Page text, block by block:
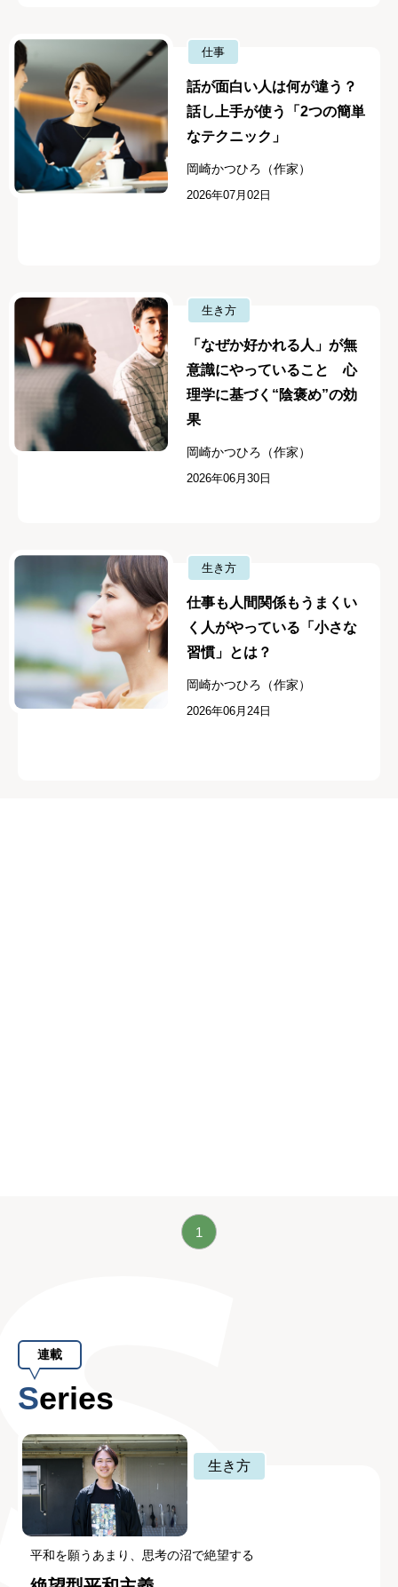
仕事
話が面白い人は何が違う？
話し上手が使う「2つの簡単
なテクニック」
岡崎かつひろ（作家）
2026年07月02日
生き方
「なぜか好かれる人」が無
意識にやっていること 心
理学に基づく“陰褒め”の効
果
岡崎かつひろ（作家）
2026年06月30日
生き方
仕事も人間関係もうまくい
く人がやっている「小さな
習慣」とは？
岡崎かつひろ（作家）
2026年06月24日
1
連載
Series
生き方
平和を願うあまり、思考の沼で絶望する